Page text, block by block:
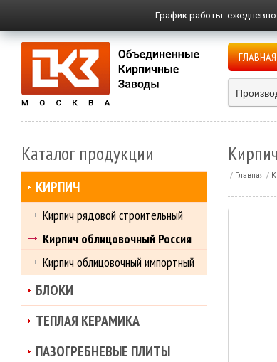
График работы: ежедневно
ГЛАВНАЯ
Главная
Каталог продукции
КИРПИЧ
Кирпич рядовой строительный
Кирпич облицовочный Россия
Кирпич облицовочный импортный
БЛОКИ
ТЕПЛАЯ КЕРАМИКА
ПАЗОГРЕБНЕВЫЕ ПЛИТЫ